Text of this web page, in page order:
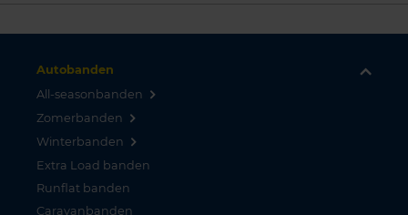
Autobanden
All-seasonbanden
Zomerbanden
Winterbanden
Extra Load banden
Runflat banden
Caravanbanden